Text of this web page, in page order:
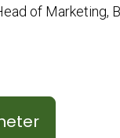
of Marketing,